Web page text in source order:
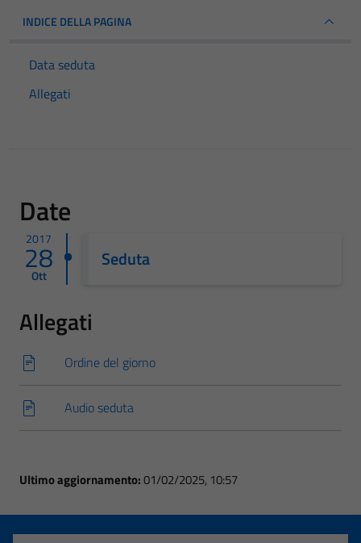
INDICE DELLA PAGINA
Data seduta
Allegati
Date
2017
28
Ott
Seduta
Allegati
Ordine del giorno
Audio seduta
Ultimo aggiornamento:01/02/2025, 10:57